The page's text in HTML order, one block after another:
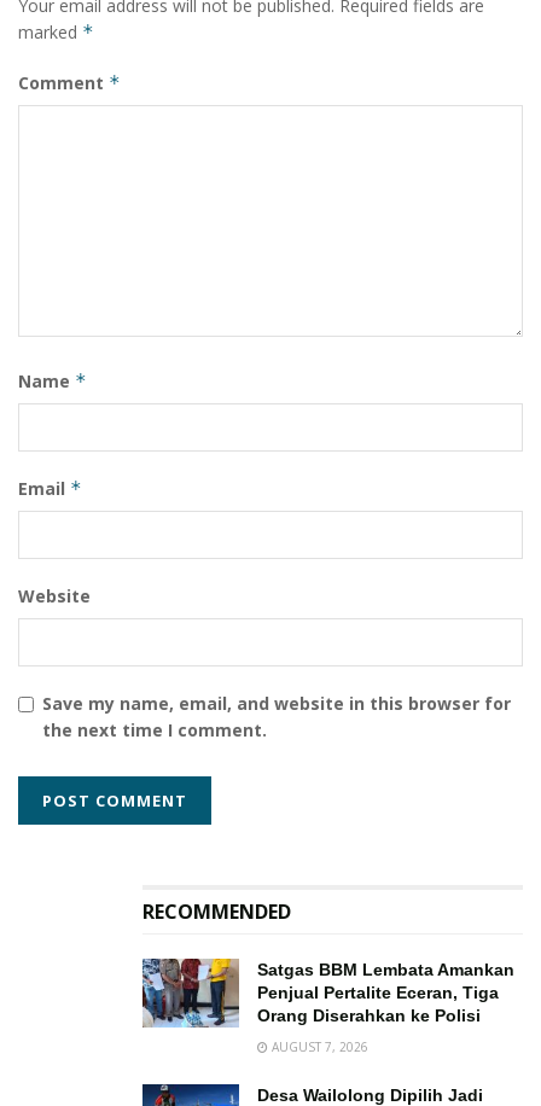
Your email address will not be published. Required fields are
marked *
Comment *
Name *
Email *
Website
Save my name, email, and website in this browser for
the next time I comment.
RECOMMENDED
Satgas BBM Lembata Amankan
Penjual Pertalite Eceran, Tiga
Orang Diserahkan ke Polisi
AUGUST 7, 2026
Desa Wailolong Dipilih Jadi